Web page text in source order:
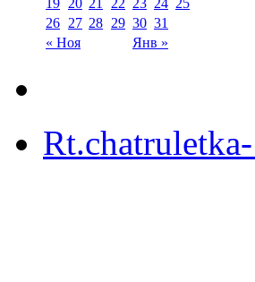
« Ноя Янв »
19 20 21 22 23 24 25
26 27 28 29 30 31